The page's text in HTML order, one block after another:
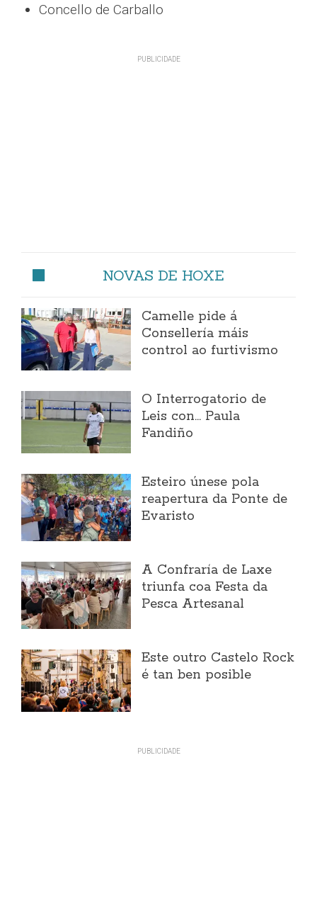
Concello de Carballo
NOVAS DE HOXE
Camelle pide á
Consellería máis
control ao furtivismo
O Interrogatorio de
Leis con... Paula
Fandiño
Esteiro únese pola
reapertura da Ponte de
Evaristo
A Confraría de Laxe
triunfa coa Festa da
Pesca Artesanal
Este outro Castelo Rock
é tan ben posible